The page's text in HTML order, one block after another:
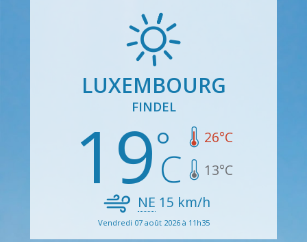
LUXEMBOURG
FINDEL
19 26°C
13°C
NE 15 km/h
Vendredi 07 août 2026 à 11h35